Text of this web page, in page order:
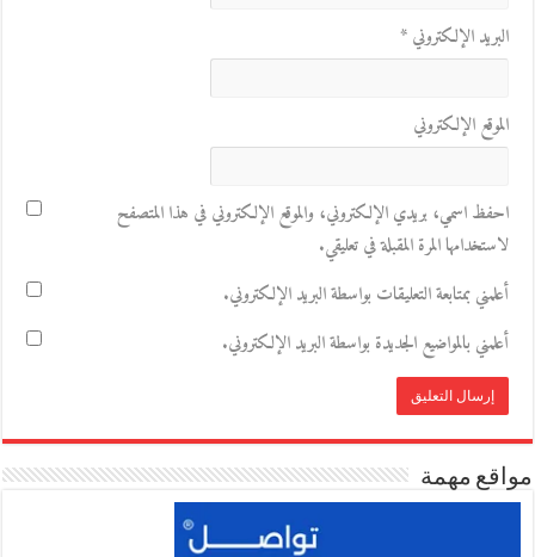
البريد الإلكتروني*
الموقع الإلكتروني
احفظ اسمي، بريدي الإلكتروني، والموقع الإلكتروني في هذا المتصفح
لاستخدامها المرة المقبلة في تعليقي.
أعلمني بمتابعة التعليقات بواسطة البريد الإلكتروني.
أعلمني بالمواضيع الجديدة بواسطة البريد الإلكتروني.
مواقع مهمة